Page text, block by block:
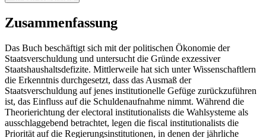
Zusammenfassung
Das Buch beschäftigt sich mit der politischen Ökonomie der
Staatsverschuldung und untersucht die Gründe exzessiver
Staatshaushaltsdefizite. Mittlerweile hat sich unter Wissenschaftlern
die Erkenntnis durchgesetzt, dass das Ausmaß der
Staatsverschuldung auf jenes institutionelle Gefüge zurückzuführen
ist, das Einfluss auf die Schuldenaufnahme nimmt. Während die
Theorierichtung der electoral institutionalists die Wahlsysteme als
ausschlaggebend betrachtet, legen die fiscal institutionalists die
Priorität auf die Regierungsinstitutionen, in denen der jährliche